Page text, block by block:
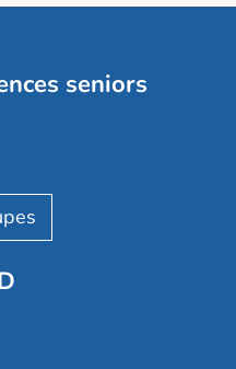
seniors